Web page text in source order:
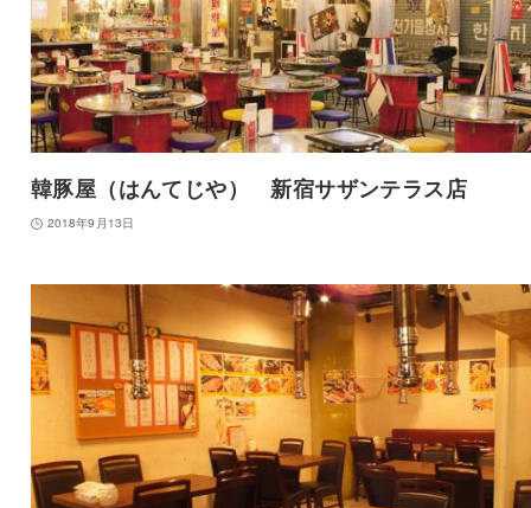
韓豚屋（はんてじや） 新宿サザンテラス店
2018年9月13日